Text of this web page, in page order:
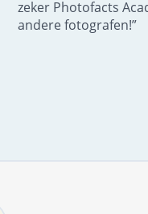
zeker Photofacts
andere fotografen!”